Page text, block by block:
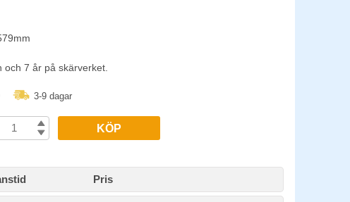
och 7 år på skärverket.
3-9 dagar
KÖP
Pris